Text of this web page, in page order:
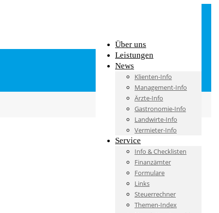
Über uns
Leistungen
News
Klienten-Info
Management-Info
Ärzte-Info
Gastronomie-Info
Landwirte-Info
Vermieter-Info
Service
Info & Checklisten
Finanzämter
Formulare
Links
Steuerrechner
Themen-Index